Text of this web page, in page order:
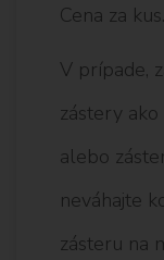
Cena za kus.
V prípade,
zástery
alebo
neváhajte
zásteru na